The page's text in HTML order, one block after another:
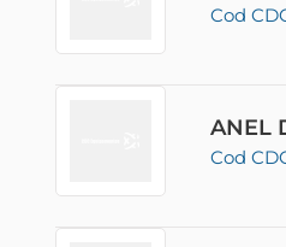
Cod
ANEL
Cod